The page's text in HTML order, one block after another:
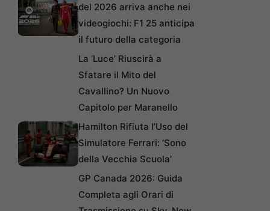
del 2026 arriva anche nei
videogiochi: F1 25 anticipa
il futuro della categoria
La ‘Luce’ Riuscirà a
Sfatare il Mito del
Cavallino? Un Nuovo
Capitolo per Maranello
Hamilton Rifiuta l’Uso del
Simulatore Ferrari: ‘Sono
della Vecchia Scuola’
GP Canada 2026: Guida
Completa agli Orari di